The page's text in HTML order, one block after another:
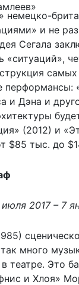
и не
Сегала
«ситуаций»,
и Дэна и
(2012) и
$85 тыс. до
2017 – 7
много
театре. Это
и Хлоя»